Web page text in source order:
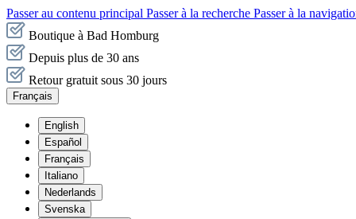
Passer au contenu principal Passer à la recherche Passer à la
Boutique à Bad Homburg
Depuis plus de 30 ans
Retour gratuit sous 30 jours
Français
English
Español
Français
Italiano
Nederlands
Svenska